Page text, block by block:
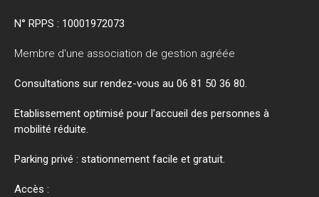
N° RPPS : 10001972073
Membre d'une association de gestion agréée
Consultations sur rendez-vous au 06 81 50 36 80.
Etablissement optimisé pour l'accueil des personnes à
mobilité réduite.
Parking privé : stationnement facile et gratuit.
Accès :